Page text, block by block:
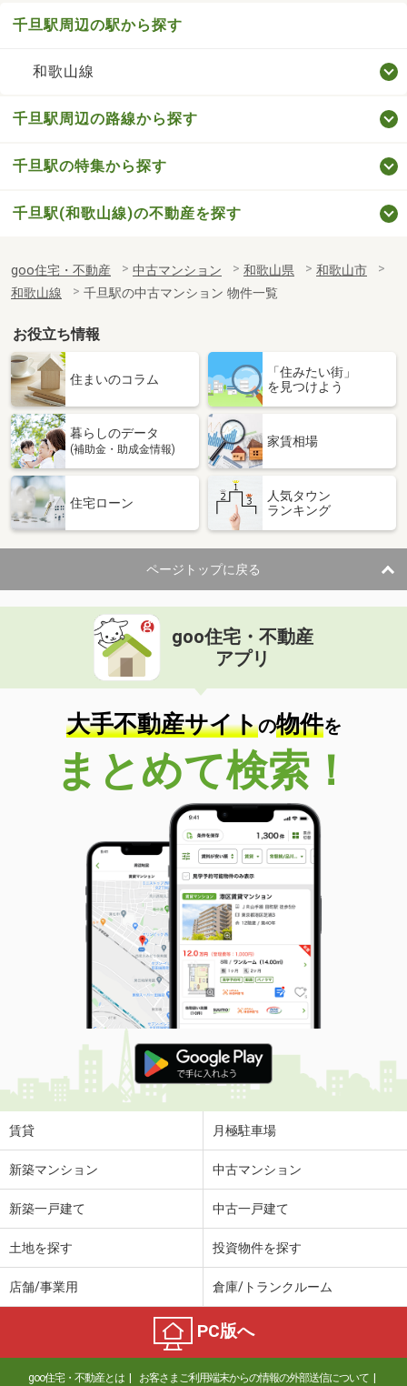
千旦駅周辺の駅から探す
和歌山線
千旦駅周辺の路線から探す
千旦駅の特集から探す
千旦駅(和歌山線)の不動産を探す
goo住宅・不動産 中古マンション 和歌山県
和歌山市
和歌山線
千旦駅の中古マンション 物件一覧
お役立ち情報
住まいのコラム
「住みたい街」
を見つけよう
暮らしのデータ
(補助金・助成金情報)
家賃相場
住宅ローン
人気タウン
ランキング
ページトップに戻る
goo住宅・不動産
アプリ
大手不動産サイトの物件を
まとめて検索！
賃貸 月極駐車場
新築マンション 中古マンション
新築一戸建て 中古一戸建て
土地を探す 投資物件を探す
店舗/事業用 倉庫/トランクルーム
PC版へ
goo住宅・不動産とは お客さまご利用端末からの情報の外部送信について